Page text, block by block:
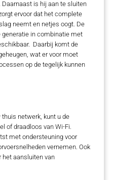
is hij aan te sluiten
ervoor dat het complete
neemt en netjes oogt. De
generatie in combinatie met
Daarbij komt de
wat er voor moet
op de tegelijk kunnen
netwerk, kunt u de
of draadloos van Wi-Fi.
met ondersteuning voor
vernemen. Ook
het aansluiten van